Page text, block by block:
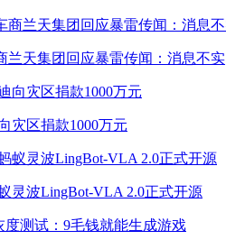
兰天集团回应暴雷传闻：消息不实
灾区捐款1000万元
灵波LingBot-VLA 2.0正式开源